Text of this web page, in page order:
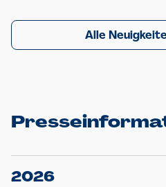
Alle
2026